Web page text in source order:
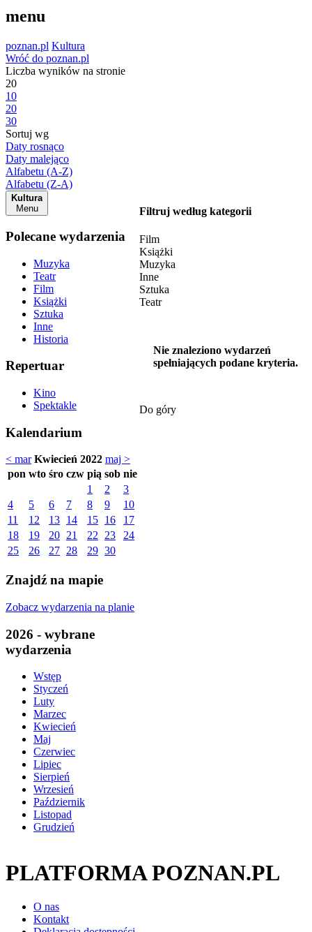
menu
poznan.pl Kultura
Wróć do poznan.pl
Liczba wyników na stronie
20
10
20
30
Sortuj wg
Daty rosnąco
Daty malejąco
Alfabetu (A-Z)
Alfabetu (Z-A)
Kultura
Menu
Polecane wydarzenia
Muzyka
Teatr
Film
Książki
Sztuka
Inne
Historia
Repertuar
Kino
Spektakle
Kalendarium
< mar Kwiecień 2022 maj >
pon wto śro czw pią sob nie
1
2
3
4
5 6 7 8 9
10
11
12 13 14 15 16
17
18
19 20 21 22 23
24
25
26 27 28 29 30
Znajdź na mapie
Zobacz wydarzenia na planie
2026 - wybrane
wydarzenia
Wstęp
Styczeń
Luty
Marzec
Kwiecień
Maj
Czerwiec
Lipiec
Sierpień
Wrzesień
Październik
Listopad
Grudzień
Filtruj według kategorii
Film
Książki
Muzyka
Inne
Sztuka
Teatr
Nie znaleziono wydarzeń
spełniających podane kryteria.
Do góry
PLATFORMA POZNAN.PL
O nas
Kontakt